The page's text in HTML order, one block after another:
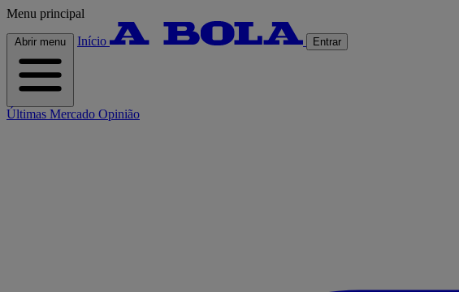
Menu principal
Abrir menu Início Entrar
Últimas Mercado Opinião